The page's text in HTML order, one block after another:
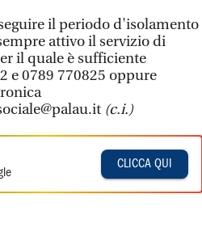
il periodo d'isolamento
attivo il servizio di
il quale è sufficiente
e 0789 770825 oppure
(c.i.)
CLICCA QUI